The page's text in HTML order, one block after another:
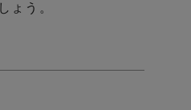
ょう。